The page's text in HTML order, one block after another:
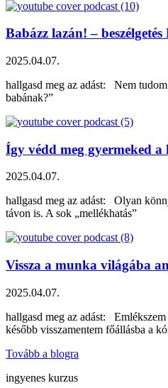
Babázz lazán! –
2025.04.07.
hallgasd meg az adást: Nem
babának?”
Így védd meg gyermeked a
2025.04.07.
hallgasd meg az adást: Olyan
távon is. A sok „mellékhatás”
Vissza a munka világába
2025.04.07.
hallgasd meg az adást:
később visszamentem főállásba a
Tovább a blogra
ingyenes kurzus